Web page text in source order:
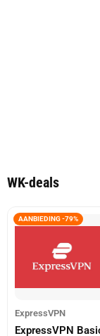
WK-deals
AANBIEDING -79%
ExpressVPN
ExpressVPN